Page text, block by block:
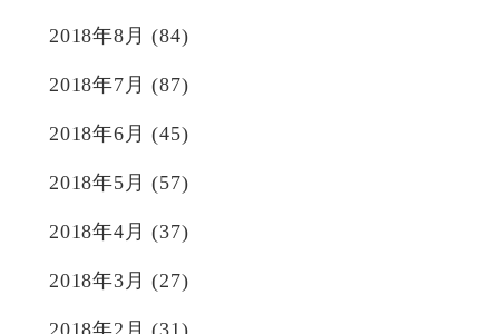
2018年8月 (84)
2018年7月 (87)
2018年6月 (45)
2018年5月 (57)
2018年4月 (37)
2018年3月 (27)
2018年2月 (31)